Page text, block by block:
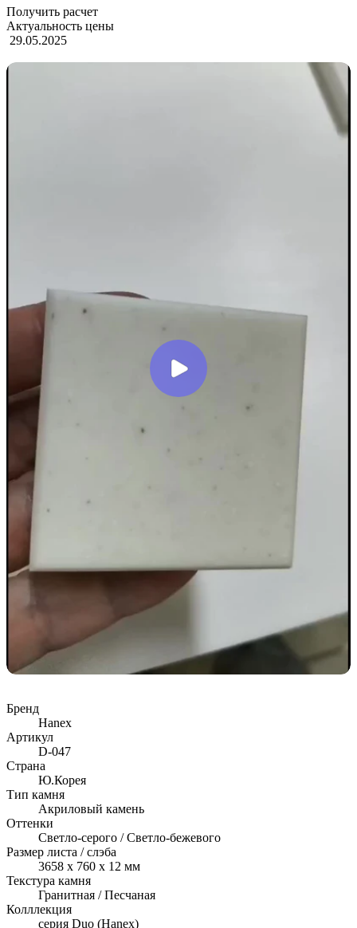
Получить расчет
Актуальность цены
29.05.2025
Бренд
Hanex
Артикул
D-047
Страна
Ю.Корея
Тип камня
Акриловый камень
Оттенки
Светло-серого / Светло-бежевого
Размер листа / слэба
3658 x 760 x 12 мм
Текстура камня
Гранитная / Песчаная
Колллекция
серия Duo (Hanex)